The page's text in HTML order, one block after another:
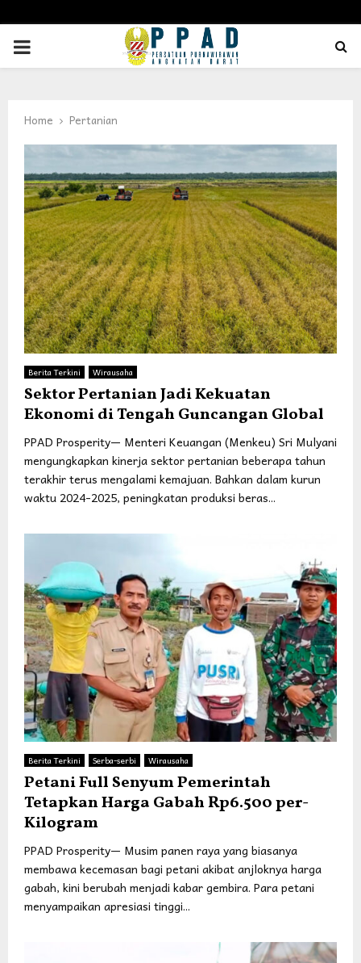
PRIMARY
Home Pertanian
Berita Terkini Wirausaha
Sektor Pertanian Jadi Kekuatan
Ekonomi di Tengah Guncangan Global
PPAD Prosperity— Menteri Keuangan (Menkeu) Sri Mulyani
mengungkapkan kinerja sektor pertanian beberapa tahun
terakhir terus mengalami kemajuan. Bahkan dalam kurun
waktu 2024-2025, peningkatan produksi beras...
Berita Terkini Serba-serbi Wirausaha
Petani Full Senyum Pemerintah
Tetapkan Harga Gabah Rp6.500 per-
Kilogram
PPAD Prosperity— Musim panen raya yang biasanya
membawa kecemasan bagi petani akibat anjloknya harga
gabah, kini berubah menjadi kabar gembira. Para petani
menyampaikan apresiasi tinggi...